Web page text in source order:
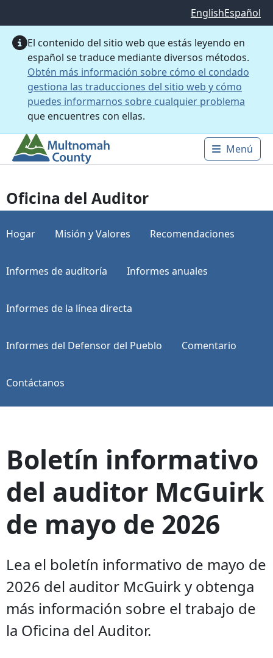
EnglishEspañol
El contenido del sitio web que estás leyendo en
español se traduce mediante diversos métodos.
Obtén más información sobre cómo el condado
gestiona las traducciones del sitio web y cómo
puedes informarnos sobre cualquier problema
que encuentres con ellas.
Main
Menú
Oficina del Auditor
Hogar Misión y Valores Recomendaciones
Informes de auditoría Informes anuales
Informes de la línea directa
Informes del Defensor del Pueblo Comentario
Contáctanos
Boletín informativo
del auditor McGuirk
de mayo de 2026
Lea el boletín informativo de mayo de
2026 del auditor McGuirk y obtenga
más información sobre el trabajo de
la Oficina del Auditor.